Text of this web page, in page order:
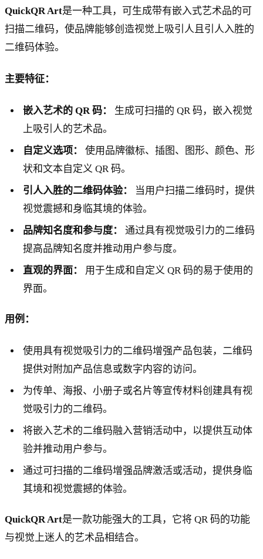
QuickQR Art是一种工具，可生成带有嵌入式艺术品的可
扫描二维码，使品牌能够创造视觉上吸引人且引人入胜的
二维码体验。
主要特征：
嵌入艺术的 QR 码：
生成可扫描的 QR 码，嵌入视觉
上吸引人的艺术品。
自定义选项：
使用品牌徽标、插图、图形、颜色、形
状和文本自定义 QR 码。
引人入胜的二维码体验：
当用户扫描二维码时，提供
视觉震撼和身临其境的体验。
品牌知名度和参与度：
通过具有视觉吸引力的二维码
提高品牌知名度并推动用户参与度。
直观的界面：
用于生成和自定义 QR 码的易于使用的
界面。
用例：
使用具有视觉吸引力的二维码增强产品包装，二维码
提供对附加产品信息或数字内容的访问。
为传单、海报、小册子或名片等宣传材料创建具有视
觉吸引力的二维码。
将嵌入艺术的二维码融入营销活动中，以提供互动体
验并推动用户参与。
通过可扫描的二维码增强品牌激活或活动，提供身临
其境和视觉震撼的体验。
QuickQR Art是一款功能强大的工具，它将 QR 码的功能
与视觉上迷人的艺术品相结合。